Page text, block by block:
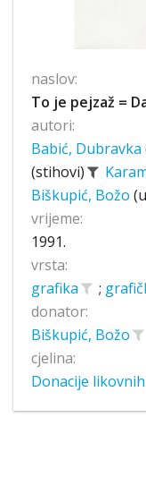
naslov:
To je pejzaž =
autori:
Babić, Dubravka
(stihovi)
Biškupić, Božo
vrijeme:
1991.
vrsta:
grafika
;
donator:
Biškupić, Božo
cjelina:
Donacije